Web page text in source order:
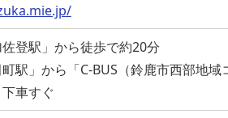
登駅」から徒歩で約20分
駅」から「C-BUS（鈴鹿市西部地
車すぐ